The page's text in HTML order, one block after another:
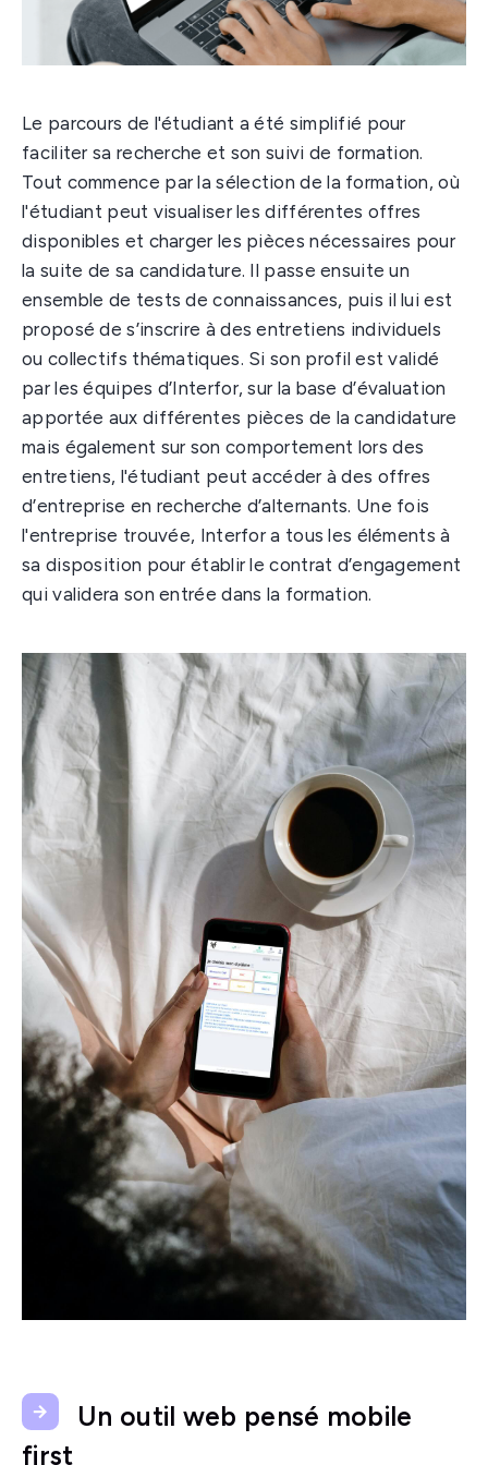
Le parcours de l'étudiant a été simplifié pour
faciliter sa recherche et son suivi de formation.
Tout commence par la sélection de la formation, où
l'étudiant peut visualiser les différentes offres
disponibles et charger les pièces nécessaires pour
la suite de sa candidature. Il passe ensuite un
ensemble de tests de connaissances, puis il lui est
proposé de s’inscrire à des entretiens individuels
ou collectifs thématiques. Si son profil est validé
par les équipes d’Interfor, sur la base d’évaluation
apportée aux différentes pièces de la candidature
mais également sur son comportement lors des
entretiens, l'étudiant peut accéder à des offres
d’entreprise en recherche d’alternants. Une fois
l'entreprise trouvée, Interfor a tous les éléments à
sa disposition pour établir le contrat d’engagement
qui validera son entrée dans la formation.
Un outil web pensé mobile
first